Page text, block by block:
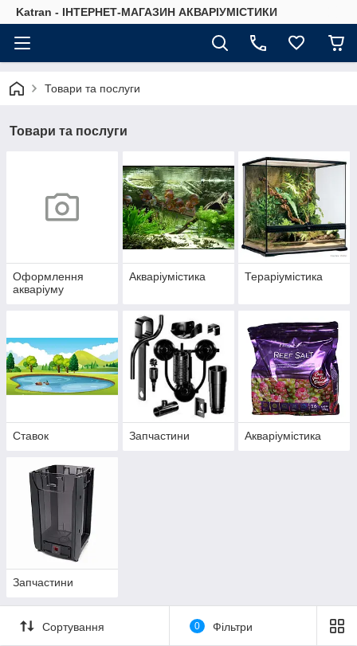
Katran - ІНТЕРНЕТ-МАГАЗИН АКВАРІУМІСТИКИ
Товари та послуги
Товари та послуги
Оформлення
акваріуму
Акваріумістика Тераріумістика
Ставок Запчастини Акваріумістика
Запчастини
Сортування 0 Фільтри